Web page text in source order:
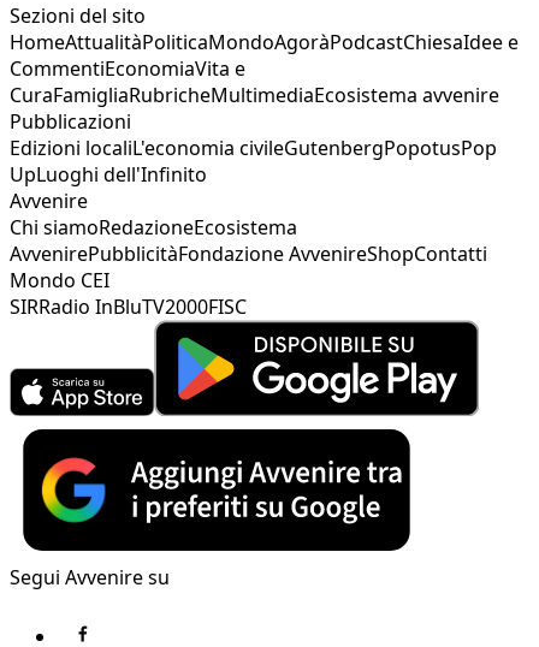
Sezioni del sito
HomeAttualitàPoliticaMondoAgoràPodcastChiesaIdee e
CommentiEconomiaVita e
CuraFamigliaRubricheMultimediaEcosistema avvenire
Pubblicazioni
Edizioni localiL'economia civileGutenbergPopotusPop
UpLuoghi dell'Infinito
Avvenire
Chi siamoRedazioneEcosistema
AvvenirePubblicitàFondazione AvvenireShopContatti
Mondo CEI
SIRRadio InBluTV2000FISC
Segui Avvenire su